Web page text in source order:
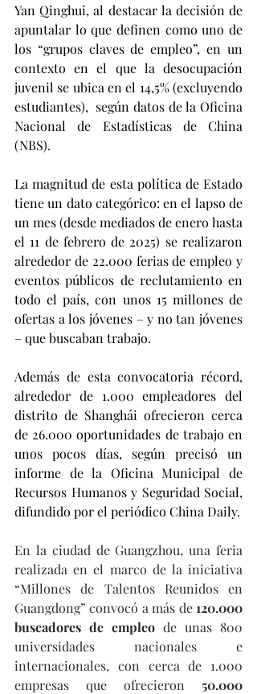
Yan Qinghui, al destacar la decisión de
apuntalar lo que definen como uno de
los “grupos claves de empleo”, en un
contexto en el que la desocupación
juvenil se ubica en el 14,5% (excluyendo
estudiantes),  según datos de la Oficina
Nacional de Estadísticas de China
(NBS).
La magnitud de esta política de Estado
tiene un dato categórico: en el lapso de
un mes (desde mediados de enero hasta
el 11 de febrero de 2025) se realizaron
alrededor de 22.000 ferias de empleo y
eventos públicos de reclutamiento en
todo el país, con unos 15 millones de
ofertas a los jóvenes – y no tan jóvenes
– que buscaban trabajo.
Además de esta convocatoria récord,
alrededor de 1.000 empleadores del
distrito de Shanghái ofrecieron cerca
de 26.000 oportunidades de trabajo en
unos pocos días, según precisó un
informe de la Oficina Municipal de
Recursos Humanos y Seguridad Social,
difundido por el periódico China Daily.
En la ciudad de Guangzhou, una feria
realizada en el marco de la iniciativa
“Millones de Talentos Reunidos en
Guangdong” convocó a más de 120.000
buscadores de empleo de unas 800
universidades nacionales e
internacionales, con cerca de 1.000
empresas que ofrecieron 50.000